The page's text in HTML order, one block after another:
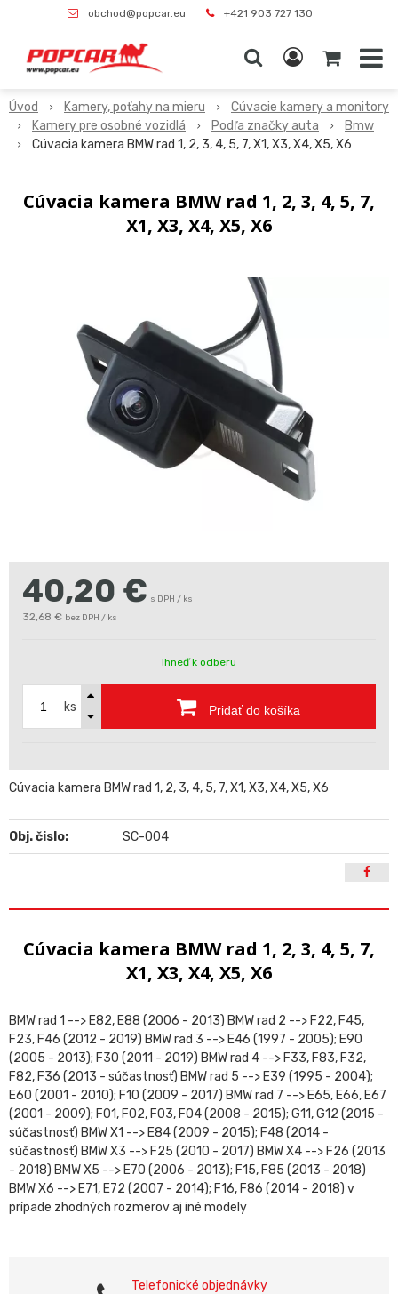
obchod@popcar.eu +421 903 727 130
Úvod Kamery, poťahy na mieru
Cúvacie kamery a monitory
Kamery pre osobné vozidlá
Podľa značky auta
Bmw
Cúvacia kamera BMW rad 1, 2, 3, 4, 5, 7, X1, X3, X4, X5, X6
Cúvacia kamera BMW rad 1, 2, 3, 4, 5, 7,
X1, X3, X4, X5, X6
40,20 € s DPH / ks
32,68 € bez DPH / ks
Ihneď k odberu
ks Pridať do košíka
Cúvacia kamera BMW rad 1, 2, 3, 4, 5, 7, X1, X3, X4, X5, X6
Obj. čislo: SC-004
Cúvacia kamera BMW rad 1, 2, 3, 4, 5, 7,
X1, X3, X4, X5, X6
BMW rad 1 --> E82, E88 (2006 - 2013) BMW rad 2 --> F22, F45,
F23, F46 (2012 - 2019) BMW rad 3 --> E46 (1997 - 2005); E90
(2005 - 2013); F30 (2011 - 2019) BMW rad 4 --> F33, F83, F32,
F82, F36 (2013 - súčastnosť) BMW rad 5 --> E39 (1995 - 2004);
E60 (2001 - 2010); F10 (2009 - 2017) BMW rad 7 --> E65, E66, E67
(2001 - 2009); F01, F02, F03, F04 (2008 - 2015); G11, G12 (2015 -
súčastnosť) BMW X1 --> E84 (2009 - 2015); F48 (2014 -
súčastnosť) BMW X3 --> F25 (2010 - 2017) BMW X4 --> F26 (2013
- 2018) BMW X5 --> E70 (2006 - 2013); F15, F85 (2013 - 2018)
BMW X6 --> E71, E72 (2007 - 2014); F16, F86 (2014 - 2018) v
prípade zhodných rozmerov aj iné modely
Telefonické objednávky